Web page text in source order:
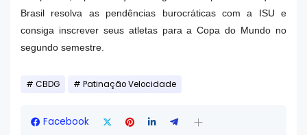
Brasil resolva as pendências burocráticas com a ISU e
consiga inscrever seus atletas para a Copa do Mundo no
segundo semestre.
CBDG Patinação Velocidade
Facebook